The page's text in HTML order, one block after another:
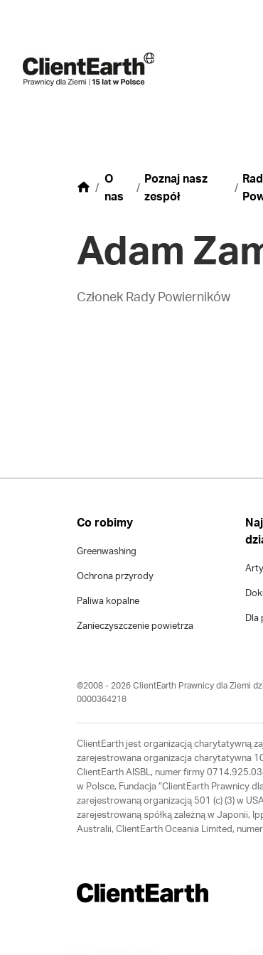
O
nas
Poznaj nasz
zespół
Adam
Członek Rady Powierników
Co robimy
Greenwashing
Ochrona przyrody
Paliwa kopalne
Zanieczyszczenie powietrza
Dla
©2008 - 2026 ClientEarth Prawnicy dla Ziemi
0000364218
ClientEarth jest organizacją charytatywną
zarejestrowana organizacja charytatywna
ClientEarth AISBL, numer firmy
w Polsce, Fundacja “ClientEarth Prawnicy
zarejestrowaną organizacją 501 (c) (3) w
zarejestrowaną spółką zależną w Japonii,
Australii, ClientEarth Oceania Limited,